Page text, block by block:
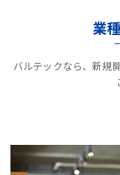
業
バルテックなら、新規